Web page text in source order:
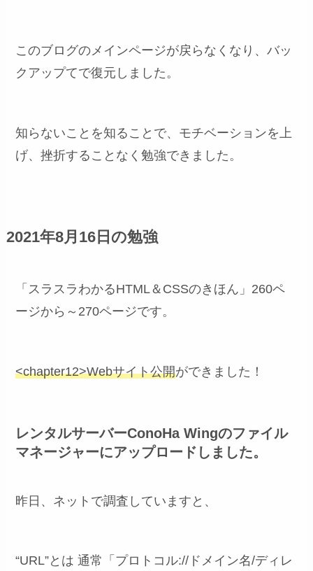
このブログのメインページが戻らなくなり、バッ
クアップてで復元しました。
知らないことを知ることで、モチベーションを上
げ、挫折することなく勉強できました。
2021年8月16日の勉強
「スラスラわかるHTML＆CSSのきほん」260ペ
ージから～270ページです。
<chapter12>Webサイト公開ができました！
レンタルサーバーConoHa Wingのファイル
マネージャーにアップロードしました。
昨日、ネットで調査していますと、
“URL”とは 通常「プロトコル://ドメイン名/ディレ